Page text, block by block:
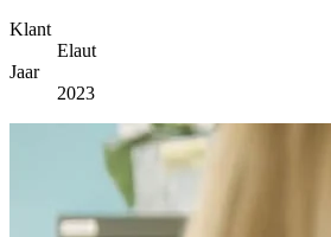
Klant
Elaut
Jaar
2023